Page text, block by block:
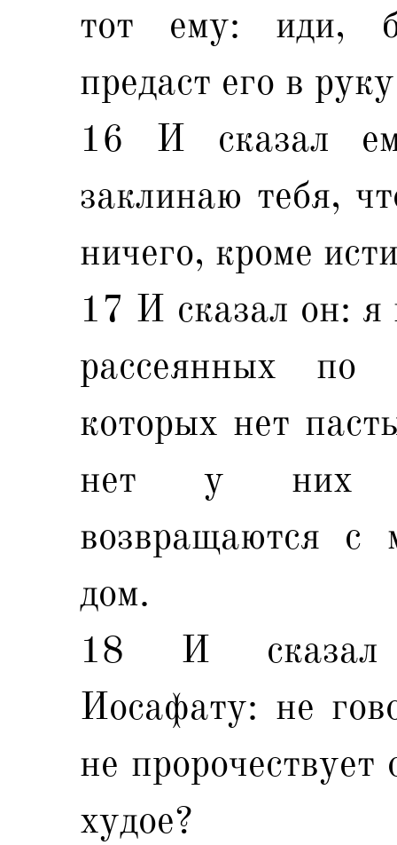
тот ему: иди,
предаст его в
16 И сказал
заклинаю тебя,
ничего, кроме
17 И сказал он: я
рассеянных
которых нет
нет у них
возвращаются
дом.
18 И сказал
Иосафату: не
не
худое?